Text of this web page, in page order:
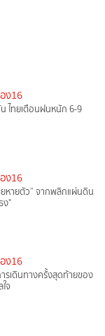
ง16
ไทยเตือนฝนหนัก 6-9
ง16
ยหายตัว” จากพลิกแผ่นดิน
ง"
ง16
รเดินทางครั้งสุดท้ายของ
จ